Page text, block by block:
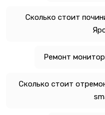
Сколько стоит
Ремонт
Сколько стоит